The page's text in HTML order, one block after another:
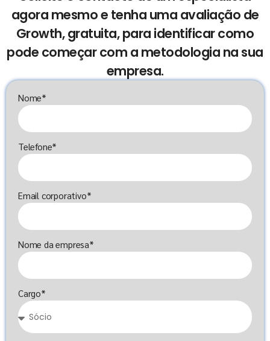
agora mesmo e tenha uma avaliação de
Growth, gratuita, para identificar como
pode começar com a metodologia na sua
empresa.
Nome*
Telefone*
Email corporativo*
Nome da empresa*
Cargo*